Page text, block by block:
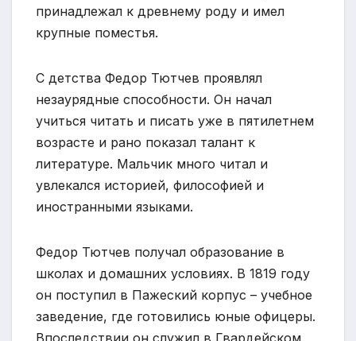
принадлежал к древнему роду и имел
крупные поместья.
С детства Федор Тютчев проявлял
незаурядные способности. Он начал
учиться читать и писать уже в пятилетнем
возрасте и рано показал талант к
литературе. Мальчик много читал и
увлекался историей, философией и
иностранными языками.
Федор Тютчев получал образование в
школах и домашних условиях. В 1819 году
он поступил в Пажеский корпус – учебное
заведение, где готовились юные офицеры.
Впоследствии он служил в Гвардейском